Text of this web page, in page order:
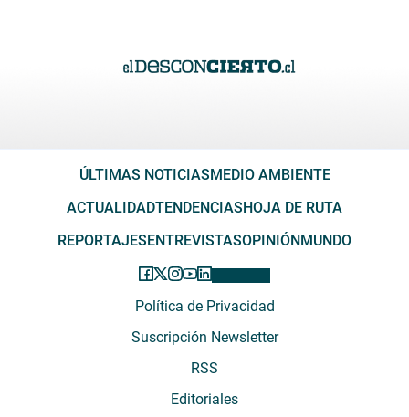
ÚLTIMAS NOTICIASMEDIO AMBIENTE
ACTUALIDADTENDENCIASHOJA DE RUTA
REPORTAJESENTREVISTASOPINIÓNMUNDO
Política de Privacidad
Suscripción Newsletter
RSS
Editoriales